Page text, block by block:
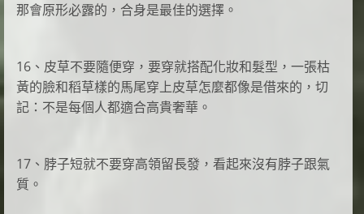
那會原形必露的，合身是最佳的選擇。
16、皮草不要隨便穿，要穿就搭配化妝和髮型，一張枯
黃的臉和稻草樣的馬尾穿上皮草怎麼都像是借來的，切
記：不是每個人都適合高貴奢華。
17、脖子短就不要穿高領留長發，看起來沒有脖子跟氣
質。